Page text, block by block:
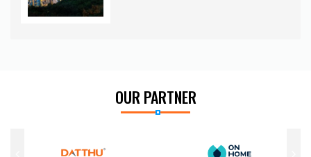
OUR PARTNER